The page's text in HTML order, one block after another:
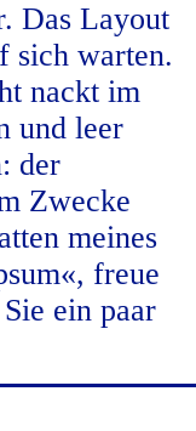
Das Layout
sich warten.
nackt im
und leer
der
Zwecke
meines
freue
ein paar